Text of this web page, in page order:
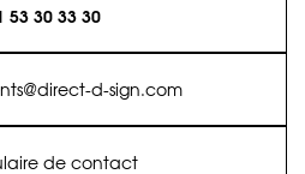
53 30 33 30
d-sign.com
de contact